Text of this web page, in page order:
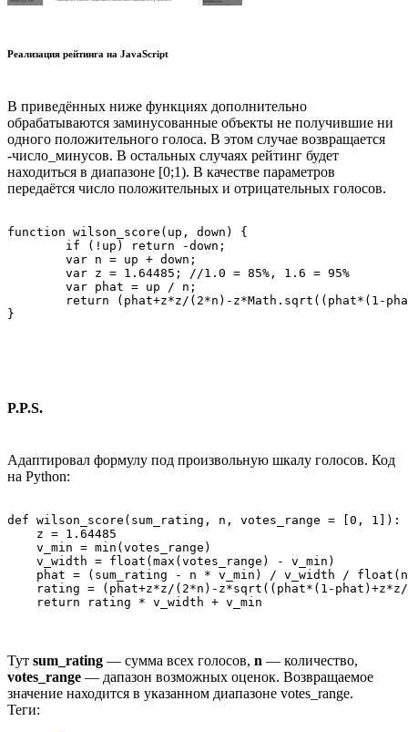
Реализация рейтинга на JavaScript
В приведённых ниже функциях дополнительно
обрабатываются заминусованные объекты не получившие ни
одного положительного голоса. В этом случае возвращается
-число_минусов. В остальных случаях рейтинг будет
находиться в диапазоне [0;1). В качестве параметров
передаётся число положительных и отрицательных голосов.
function wilson_score(up, down) {
P.P.S.
Адаптировал формулу под произвольную шкалу голосов. Код
на Python:
def wilson_score(sum_rating, n, votes_range = [0, 1]):
    z = 1.64485
    v_min = min(votes_range)
    v_width = float(max(votes_range) - v_min)
phat = (sum_rating - n * v_min) / v_width /
rating = (phat+z*z/(2*n)-z*sqrt((phat*(1-
Тут sum_rating — сумма всех голосов, n — количество,
votes_range — дапазон возможных оценок. Возвращаемое
значение находится в указанном диапазоне votes_range.
Теги: